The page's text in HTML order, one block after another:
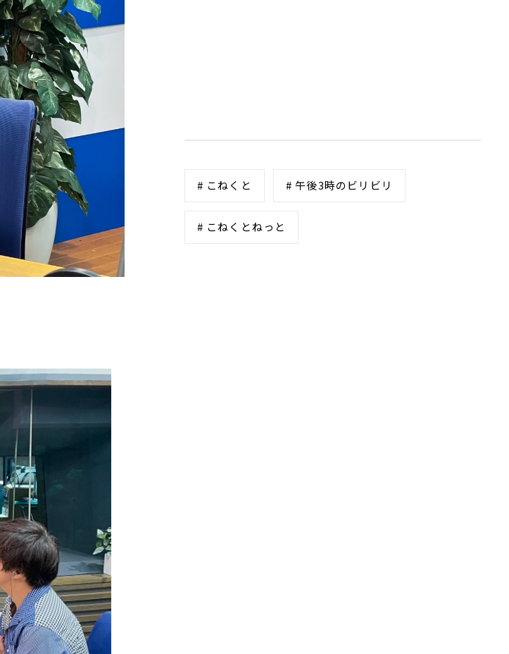
# こねくと # 午後3時のビリビリ
# こねくとねっと